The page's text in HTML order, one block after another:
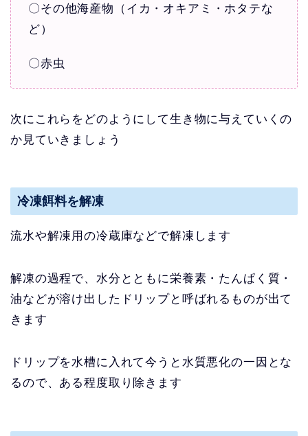
〇その他海産物（イカ・オキアミ・ホタテな
ど）
〇赤虫
次にこれらをどのようにして生き物に与えていくの
か見ていきましょう
冷凍餌料を解凍
流水や解凍用の冷蔵庫などで解凍します
解凍の過程で、水分とともに栄養素・たんぱく質・
油などが溶け出したドリップと呼ばれるものが出て
きます
ドリップを水槽に入れて今うと水質悪化の一因とな
るので、ある程度取り除きます